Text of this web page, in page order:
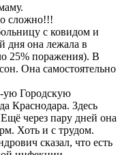
сложно!!!
с ковидом и
дня она лежала в
25% поражения). В
Она самостоятельно
ую Городскую
Краснодара. Здесь
через пару дней она
Хоть и с трудом.
сказал, что есть